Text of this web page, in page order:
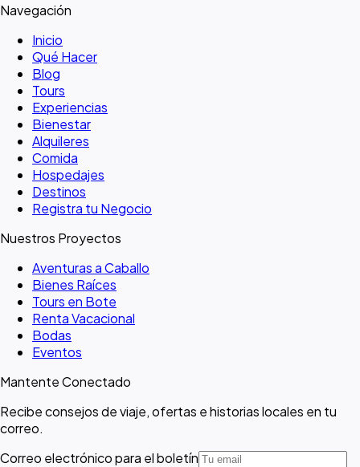
Navegación
Inicio
Qué Hacer
Blog
Tours
Experiencias
Bienestar
Alquileres
Comida
Hospedajes
Destinos
Registra tu Negocio
Nuestros Proyectos
Aventuras a Caballo
Bienes Raíces
Tours en Bote
Renta Vacacional
Bodas
Eventos
Mantente Conectado
Recibe consejos de viaje, ofertas e historias locales en tu
correo.
Correo electrónico para el boletín